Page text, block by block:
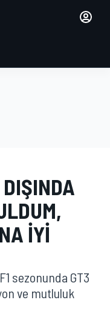
IYI
sezonunda GT3
ve mutluluk